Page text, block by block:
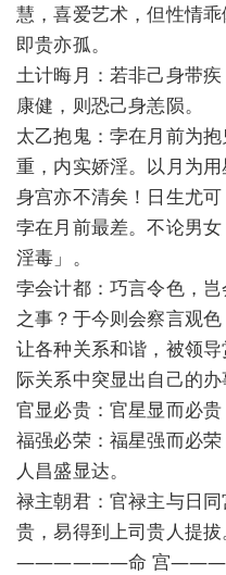
慧，喜爱艺术，但性情
即贵亦孤。
土计晦月：若非己身带
康健，则恐己身恙陨。
太乙抱鬼：孛在月前为
重，内实娇淫。以月为
身宫亦不清矣！日生尤
孛在月前最差。不论男
淫毒」。
孛会计都：巧言令色，
之事？于今则会察言观
让各种关系和谐，被领
际关系中突显出自己的办
官显必贵：官星显而必贵
福强必荣：福星强而必
人昌盛显达。
禄主朝君：官禄主与日
贵，易得到上司贵人提拔
——————命 宫